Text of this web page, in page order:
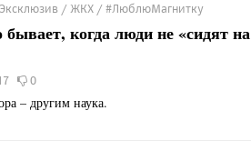
Эксклюзив / ЖКХ / #ЛюблюМагнитку
когда люди не «сидят на
0
– другим наука.